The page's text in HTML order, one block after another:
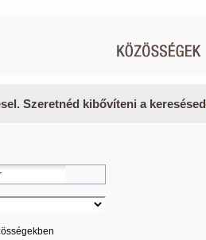
Szeretnéd kibővíteni a keresésed